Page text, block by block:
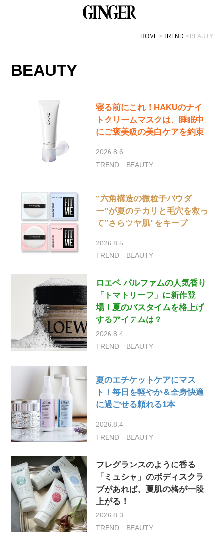
HOME TREND BEAUTY
BEAUTY
寝る前にこれ！HAKUのナイ
トクリームマスクは、睡眠中
にご褒美級の美白ケアを約束
2026.8.6
TREND
BEAUTY
‟六角構造の微粒子パウダ
ー”が夏のテカリと毛穴を救っ
て‟さらツヤ肌”をキープ
2026.8.5
TREND
BEAUTY
ロエベ パルファムの人気香り
「トマトリーフ」に新作登
場！夏のバスタイムを格上げ
するアイテムは？
2026.8.4
TREND
BEAUTY
夏のエチケットケアにマス
ト！毎日を軽やか＆全身快適
に過ごせる頼れる1本
2026.8.4
TREND
BEAUTY
フレグランスのように香る
「ミュシャ」のボディスクラ
ブがあれば、夏肌の格が一段
上がる！
2026.8.3
TREND
BEAUTY